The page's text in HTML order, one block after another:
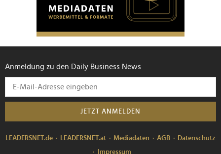
Anmeldung zu den Daily Business News
JETZT ANMELDEN
LEADERSNET.de LEADERSNET.at Mediadaten AGB
Datenschutz
Impressum